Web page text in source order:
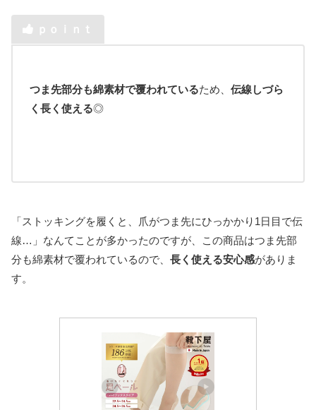
ｐｏｉｎｔ
つま先部分も綿素材で覆われているため、 伝線しづら
く長く使える◎
「ストッキングを履くと、爪がつま先にひっかかり1日目で伝
線…」なんてことが多かったのですが、この商品はつま先部
分も綿素材で覆われているので、 長く使える安心感がありま
す。